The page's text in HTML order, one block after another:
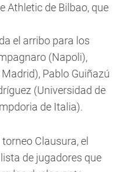
Athletic de Bilbao, que
el arribo para los
(Napoli),
Pablo Guiñazú
(Universidad de
de Italia).
Clausura, el
de jugadores que